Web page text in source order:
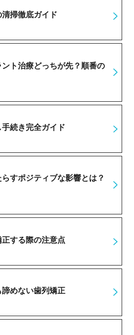
掃徹底ガイド
ト治療どっちが先？順番の
続き完全ガイド
すポジティブな影響とは？
する際の注意点
めない歯列矯正